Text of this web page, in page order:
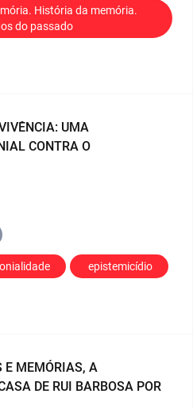
História da memória.
do passado
UMA
CONTRA O
epistemicídio
E MEMÓRIAS, A
DE RUI BARBOSA POR